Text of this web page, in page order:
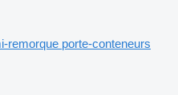
remorque porte-conteneurs